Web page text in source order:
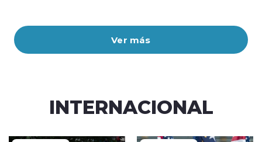
Ver más
INTERNACIONAL